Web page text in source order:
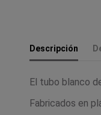
Descripción
El tubo blanco
Fabricados en